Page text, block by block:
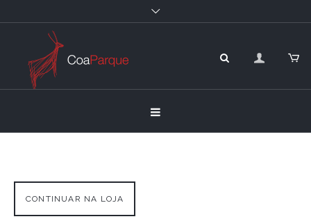
CONTINUAR NA LOJA